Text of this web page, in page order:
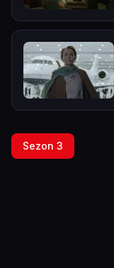
Sezon 3